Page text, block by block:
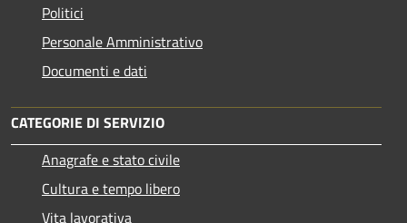
Politici
Personale Amministrativo
Documenti e dati
CATEGORIE DI SERVIZIO
Anagrafe e stato civile
Cultura e tempo libero
Vita lavorativa